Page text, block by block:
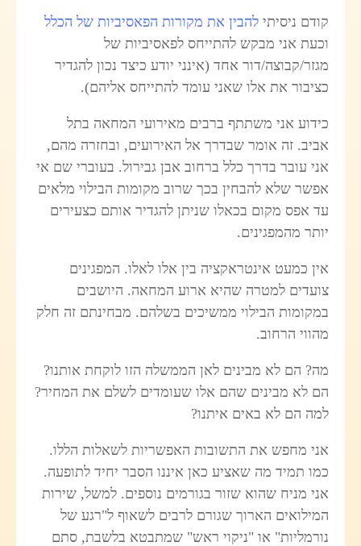
קודם ניסיתילהבין את מקורות הפאסיביות של הכלל
וכעת אני מבקש להתייחס לפאסיביות של
מגזר/קבוצה/דור אחד (אינני יודע כיצד נכון להגדיר
כציבור את אלו שאני עומד להתייחס אליהם).
כידוע אני משתתף ברבים מאירועי המחאה בתל
אביב. זה אומר שבדרך אל האירועים, ובחזרה מהם,
אני עובר בדרך כלל ברחוב אבן גבירול. בעוברי שם אי
אפשר שלא להבחין בכך שרוב מקומות הבילוי מלאים
עד אפס מקום בכאלו שניתן להגדיר אותם כצעירים
יותר מהמפגינים.
אין כמעט אינטראקציה בין אלו לאלו. המפגינים
צועדים למטרה שהיא ארוע המחאה. היושבים
במקומות הבילוי ממשיכים בשלהם. מבחינתם זה חלק
מהווי הרחוב.
מה? הם לא מבינים לאן הממשלה הזו לוקחת אותנו?
הם לא מבינים שהם אלו שעומדים לשלם את המחיר?
למה הם לא באים איתנו?
אני מחפש את התשובות האפשריות לשאלות הללו.
כמו תמיד מה שאציע כאן איננו הסבר יחיד לתופעה.
אני מניח שהוא שזור בגורמים נוספים. למשל, שירות
המילואים הארוך שגורם לרבים לשאוף ל"רגע של
נורמליות" או "ניקוי ראש" שמתבטא בלשבת, סתם